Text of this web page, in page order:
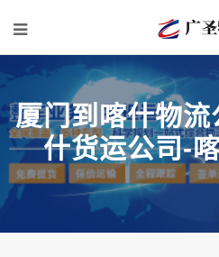
厦门到喀什物
什货运公司-